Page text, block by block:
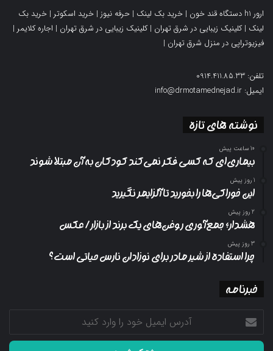
ارور h1 دستگاه قند خون | خرید بک لینک | حرفه نیوز | خرید اسکوتر | خرید بک
لینک |کلینیک زیبایی در شرق تهران |کلینیک زیبایی در شرق تهران | اجاره کلایمر |
فیزیوتراپی در منزل شرق تهران |
تلفن: 0914.411.85.33
ایمیل: info@drmotamednejad.ir
نوشته های تازه
10 ساعت پیش
بیماری‌ای که کسی فکر نمی‌کند کودکان به آن مبتلا شوند
1 روز پیش
این خوراکی‌ها را بخورید تا آلزایمر نگیرید
2 روز پیش
هشدار؛ جمع‌آوری روغن‌های یک برند از بازار/ عکس
3 روز پیش
چرا استفاده از شیر مادر برای نوزادان نارس حیاتی است؟
خبرنامه
آدرس
ایمیل
خود